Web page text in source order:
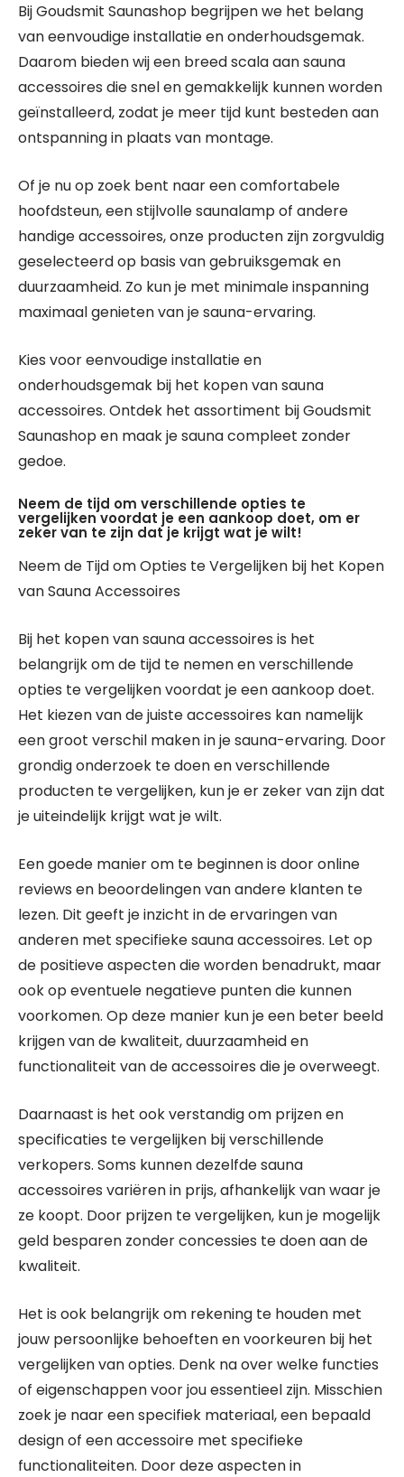
Bij Goudsmit Saunashop begrijpen we het belang
van eenvoudige installatie en onderhoudsgemak.
Daarom bieden wij een breed scala aan sauna
accessoires die snel en gemakkelijk kunnen worden
geïnstalleerd, zodat je meer tijd kunt besteden aan
ontspanning in plaats van montage.
Of je nu op zoek bent naar een comfortabele
hoofdsteun, een stijlvolle saunalamp of andere
handige accessoires, onze producten zijn zorgvuldig
geselecteerd op basis van gebruiksgemak en
duurzaamheid. Zo kun je met minimale inspanning
maximaal genieten van je sauna-ervaring.
Kies voor eenvoudige installatie en
onderhoudsgemak bij het kopen van sauna
accessoires. Ontdek het assortiment bij Goudsmit
Saunashop en maak je sauna compleet zonder
gedoe.
Neem de tijd om verschillende opties te
vergelijken voordat je een aankoop doet, om er
zeker van te zijn dat je krijgt wat je wilt!
Neem de Tijd om Opties te Vergelijken bij het Kopen
van Sauna Accessoires
Bij het kopen van sauna accessoires is het
belangrijk om de tijd te nemen en verschillende
opties te vergelijken voordat je een aankoop doet.
Het kiezen van de juiste accessoires kan namelijk
een groot verschil maken in je sauna-ervaring. Door
grondig onderzoek te doen en verschillende
producten te vergelijken, kun je er zeker van zijn dat
je uiteindelijk krijgt wat je wilt.
Een goede manier om te beginnen is door online
reviews en beoordelingen van andere klanten te
lezen. Dit geeft je inzicht in de ervaringen van
anderen met specifieke sauna accessoires. Let op
de positieve aspecten die worden benadrukt, maar
ook op eventuele negatieve punten die kunnen
voorkomen. Op deze manier kun je een beter beeld
krijgen van de kwaliteit, duurzaamheid en
functionaliteit van de accessoires die je overweegt.
Daarnaast is het ook verstandig om prijzen en
specificaties te vergelijken bij verschillende
verkopers. Soms kunnen dezelfde sauna
accessoires variëren in prijs, afhankelijk van waar je
ze koopt. Door prijzen te vergelijken, kun je mogelijk
geld besparen zonder concessies te doen aan de
kwaliteit.
Het is ook belangrijk om rekening te houden met
jouw persoonlijke behoeften en voorkeuren bij het
vergelijken van opties. Denk na over welke functies
of eigenschappen voor jou essentieel zijn. Misschien
zoek je naar een specifiek materiaal, een bepaald
design of een accessoire met specifieke
functionaliteiten. Door deze aspecten in